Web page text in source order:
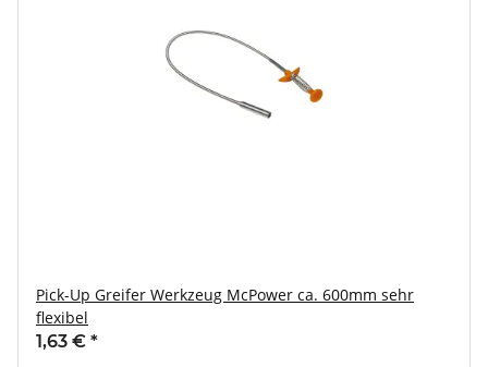
Pick-Up Greifer Werkzeug McPower ca. 600mm sehr
flexibel
1,63 € *